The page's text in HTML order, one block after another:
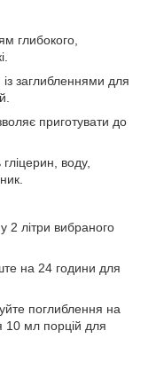
глибокого,
заглибленнями для
приготувати до
гліцерин, воду,
2 літри вибраного
на 24 години для
поглиблення на
10 мл порцій для